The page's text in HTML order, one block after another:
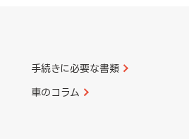
手続きに必要な書類
車のコラム